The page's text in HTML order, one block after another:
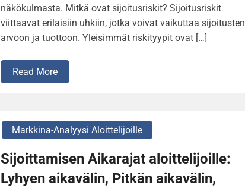
näkökulmasta. Mitkä ovat sijoitusriskit? Sijoitusriskit
viittaavat erilaisiin uhkiin, jotka voivat vaikuttaa sijoitusten
arvoon ja tuottoon. Yleisimmät riskityypit ovat […]
Read More
Markkina-Analyysi Aloittelijoille
Sijoittamisen Aikarajat aloittelijoille:
Lyhyen aikavälin, Pitkän aikavälin,